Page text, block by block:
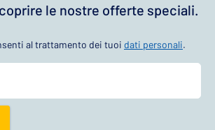
le nostre offerte speciali.
al trattamento dei tuoi dati personali.